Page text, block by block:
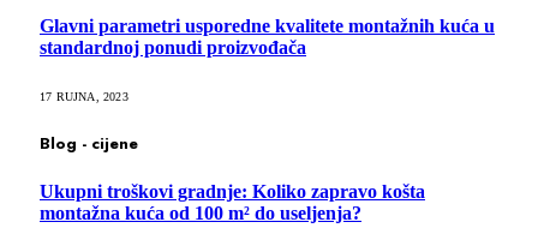
Glavni parametri usporedne kvalitete montažnih kuća u
standardnoj ponudi proizvođača
17 RUJNA, 2023
Blog - cijene
Ukupni troškovi gradnje: Koliko zapravo košta
montažna kuća od 100 m² do useljenja?